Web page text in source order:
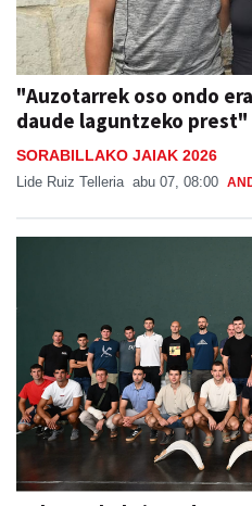
"Auzotarrek oso ondo
daude laguntzeko prest"
SORABILLAKO JAIAK 2026
Lide Ruiz Telleria abu 07, 08:00